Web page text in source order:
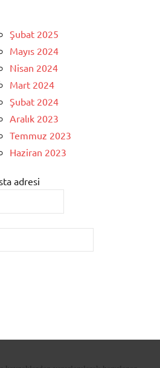
Şubat 2025
Mayıs 2024
Nisan 2024
Mart 2024
Şubat 2024
Aralık 2023
Temmuz 2023
Haziran 2023
adresi